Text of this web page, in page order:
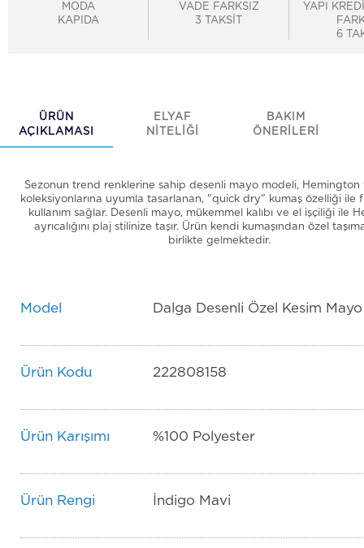
MODA
KAPIDA
VADE FARKSIZ
3 TAKSİT
YAPI
6
ÜRÜN
AÇIKLAMASI
ELYAF
NİTELİĞİ
BAKIM
ÖNERİLERİ
Sezonun trend renklerine sahip desenli mayo modeli,
koleksiyonlarına uyumla tasarlanan, "quick dry" kumaş özelliği ile
kullanım sağlar. Desenli mayo, mükemmel kalıbı ve el işçiliği ile
ayrıcalığını plaj stilinize taşır. Ürün kendi kumaşından özel taşıma
birlikte gelmektedir.
Model Dalga Desenli Özel Kesim Mayo
Ürün Kodu 222808158
Ürün Karışımı %100 Polyester
Ürün Rengi İndigo Mavi